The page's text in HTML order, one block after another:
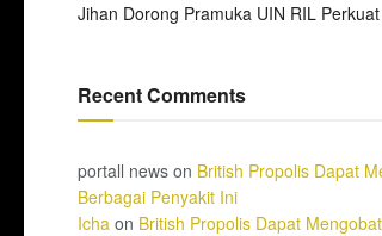
Jihan Dorong Pramuka UIN RIL
Recent Comments
portall news on British Propolis Dapat
Berbagai Penyakit Ini
Icha on British Propolis Dapat